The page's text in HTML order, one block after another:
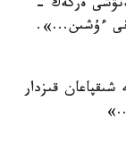
ەركەك -
ءۇشىن...».
شىقپاعان قىزدار